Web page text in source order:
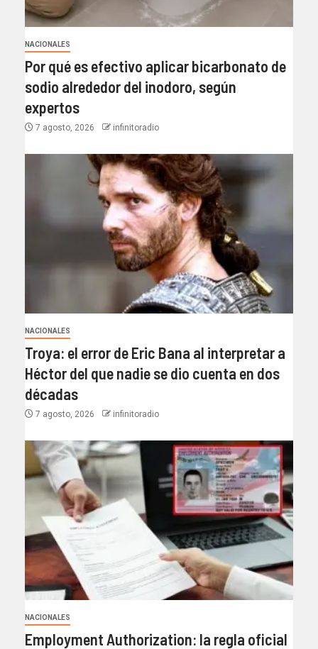
NACIONALES
Por qué es efectivo aplicar bicarbonato de
sodio alrededor del inodoro, según
expertos
7 agosto, 2026 infinitoradio
NACIONALES
Troya: el error de Eric Bana al interpretar a
Héctor del que nadie se dio cuenta en dos
décadas
7 agosto, 2026 infinitoradio
NACIONALES
Employment Authorization: la regla oficial